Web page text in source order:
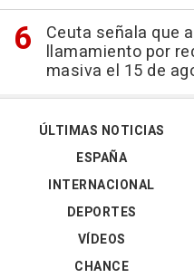
Ceuta señala que
llamamiento por
masiva el 15 de
ÚLTIMAS NOTICIAS
ESPAÑA
INTERNACIONAL
DEPORTES
VÍDEOS
CHANCE